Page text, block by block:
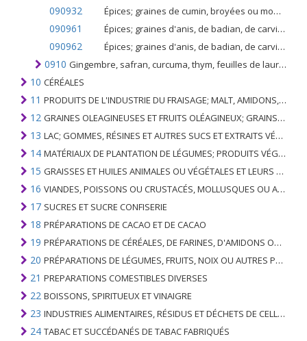
090932 Épices; graines de cumin, broyées ou moulues
090961 Épices; graines d'anis, de badian, de carvi ou de fenouil; baies de genièvre, non broyées ni moulues
090962 Épices; graines d'anis, de badian, de carvi ou de fenouil; baies de genièvre, concassées ou moulues
0910 Gingembre, safran, curcuma, thym, feuilles de laurier, curry et autres épices
10 CÉRÉALES
11 PRODUITS DE L'INDUSTRIE DU FRAISAGE; MALT, AMIDONS, INULINE, GLUTEN DE BLÉ
12 GRAINES OLEAGINEUSES ET FRUITS OLÉAGINEUX; GRAINS DIVERS, GRAINES ET FRUITS, PLANTES INDUSTRIELLES OU MÉDICINALES; PAILLE ET FOURRAGE
13 LAC; GOMMES, RÉSINES ET AUTRES SUCS ET EXTRAITS VÉGÉTAUX
14 MATÉRIAUX DE PLANTATION DE LÉGUMES; PRODUITS VÉGÉTAUX NON DÉNOMMÉS NI COMPRIS AILLEURS
15 GRAISSES ET HUILES ANIMALES OU VÉGÉTALES ET LEURS PRODUITS DE CLIVAGE; GRAISSES ANIMALES PRÉPARÉES; CIRES ANIMALES OU VÉGÉTALES
16 VIANDES, POISSONS OU CRUSTACÉS, MOLLUSQUES OU AUTRES INVERTÉBRÉS AQUATIQUES; PRÉPARATIONS DE CELLES-CI
17 SUCRES ET SUCRE CONFISERIE
18 PRÉPARATIONS DE CACAO ET DE CACAO
19 PRÉPARATIONS DE CÉRÉALES, DE FARINES, D'AMIDONS OU DE LAIT; PRODUITS DE PATISSERIE
20 PRÉPARATIONS DE LÉGUMES, FRUITS, NOIX OU AUTRES PARTIES DE PLANTES
21 PREPARATIONS COMESTIBLES DIVERSES
22 BOISSONS, SPIRITUEUX ET VINAIGRE
23 INDUSTRIES ALIMENTAIRES, RÉSIDUS ET DÉCHETS DE CELLES-CI; FOURRAGE ANIMAL PRÉPARÉ
24 TABAC ET SUCCÉDANÉS DE TABAC FABRIQUÉS